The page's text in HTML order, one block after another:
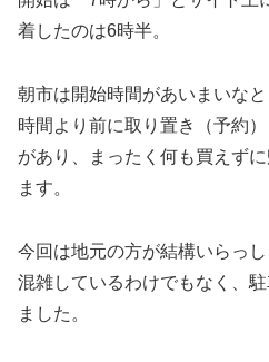
着したのは6時半。
朝市は開始時間があいまいな
時間より前に取り置き（予約
があり、まったく何も買えず
ます。
今回は地元の方が結構いらっ
混雑しているわけでもなく、
ました。